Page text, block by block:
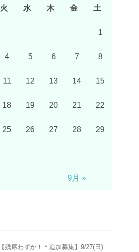
火 水 木 金 土
1
4 5 6 7 8
11 12 13 14 15
18 19 20 21 22
25 26 27 28 29
9月 »
【残席わずか！＊追加募集】9/27(日)